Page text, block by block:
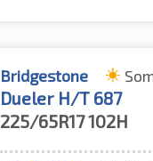
Bridgestone
Dueler H/T 687
225/65R17102H